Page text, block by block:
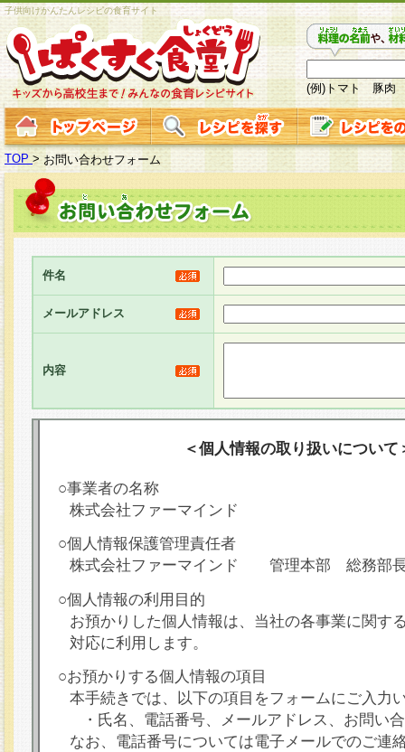
子供向けかんたんレシピの食育サイト
(例)トマト 豚肉
TOP > お問い合わせフォーム
件名
メールアドレス
内容
＜個人情報の取り扱いについて
○事業者の名称
株式会社ファーマインド
○個人情報保護管理責任者
株式会社ファーマインド 管理本部 総務部
○個人情報の利用目的
お預かりした個人情報は、当社の各事業に関す
対応に利用します。
○お預かりする個人情報の項目
本手続きでは、以下の項目をフォームにご入力
・氏名、電話番号、メールアドレス、お問い
なお、電話番号については電子メールでのご連